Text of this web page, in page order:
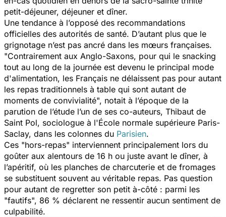
petit-déjeuner, déjeuner et dîner.
Une tendance à l’opposé des recommandations
officielles des autorités de santé. D’autant plus que le
grignotage n’est pas ancré dans les mœurs françaises.
"Contrairement aux Anglo-Saxons, pour qui le snacking
tout au long de la journée est devenu le principal mode
d'alimentation, les Français ne délaissent pas pour autant
les repas traditionnels à table qui sont autant de
moments de convivialité", notait à l’époque de la
parution de l’étude l’un de ses co-auteurs, Thibaut de
Saint Pol, sociologue à l'École normale supérieure Paris-
Saclay, dans les colonnes du Parisien.
Ces "hors-repas" interviennent principalement lors du
goûter aux alentours de 16 h ou juste avant le dîner, à
l’apéritif, où les planches de charcuterie et de fromages
se substituent souvent au véritable repas. Pas question
pour autant de regretter son petit à-côté : parmi les
"fautifs", 86 % déclarent ne ressentir aucun sentiment de
culpabilité.